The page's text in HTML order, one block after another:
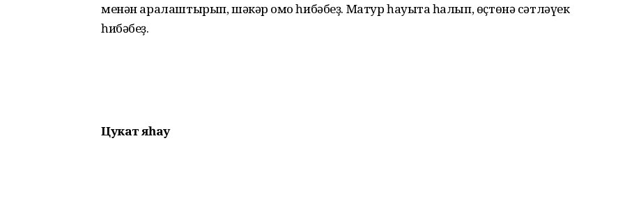
менән аралаштырып, шәкәр ҡомо һибәбеҙ. Матур һауытҡа һалып, өҫтөнә сәтләүек
һибәбеҙ.
Цукат яһау